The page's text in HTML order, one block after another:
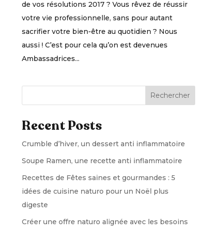
de vos résolutions 2017 ? Vous rêvez de réussir
votre vie professionnelle, sans pour autant
sacrifier votre bien-être au quotidien ? Nous
aussi ! C’est pour cela qu’on est devenues
Ambassadrices...
Rechercher
Recent Posts
Crumble d’hiver, un dessert anti inflammatoire
Soupe Ramen, une recette anti inflammatoire
Recettes de Fêtes saines et gourmandes : 5
idées de cuisine naturo pour un Noël plus
digeste
Créer une offre naturo alignée avec les besoins